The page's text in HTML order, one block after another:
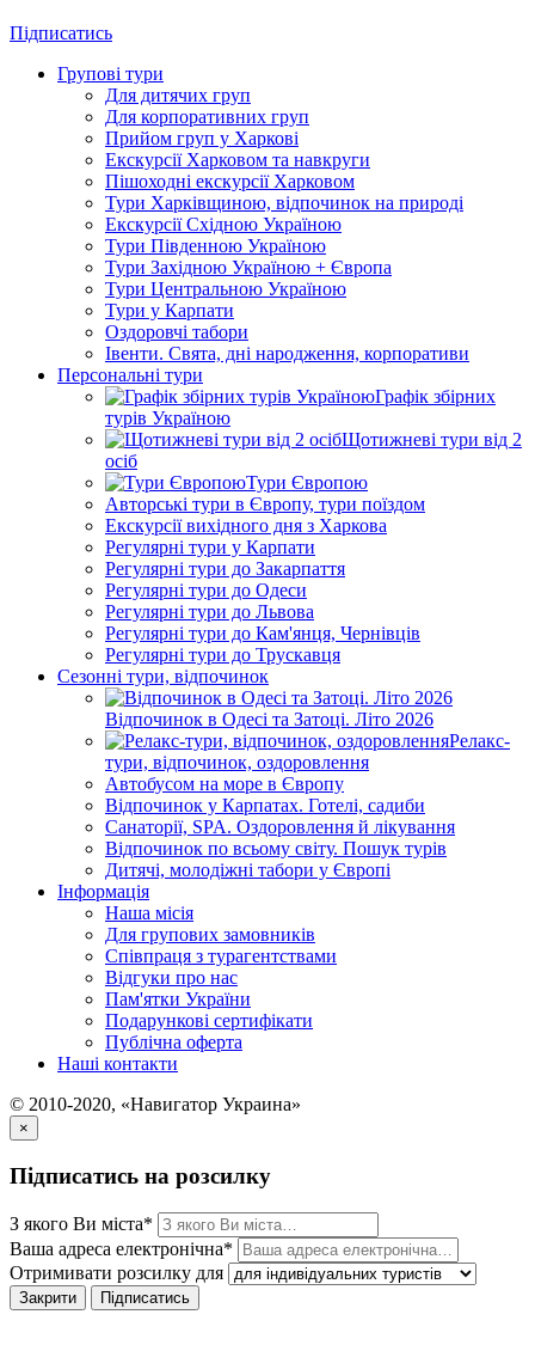
Підписатись
Групові тури
Для дитячих груп
Для корпоративних груп
Прийом груп у Харкові
Екскурсії Харковом та навкруги
Пішоходні екскурсії Харковом
Тури Харківщиною, відпочинок на природі
Екскурсії Східною Україною
Тури Південною Україною
Тури Західною Україною + Європа
Тури Центральною Україною
Тури у Карпати
Оздоровчі табори
Івенти. Свята, дні народження, корпоративи
Персональні тури
Графік збірних
турів Україною
Щотижневі тури від 2
осіб
Тури Європою
Авторські тури в Європу, тури поїздом
Екскурсії вихідного дня з Харкова
Регулярні тури у Карпати
Регулярні тури до Закарпаття
Регулярні тури до Одеси
Регулярні тури до Львова
Регулярні тури до Кам'янця, Чернівців
Регулярні тури до Трускавця
Сезонні тури, відпочинок
Відпочинок в Одесі та Затоці. Літо 2026
Релакс-
тури, відпочинок, оздоровлення
Автобусом на море в Європу
Відпочинок у Карпатах. Готелі, садиби
Санаторії, SPA. Оздоровлення й лікування
Відпочинок по всьому світу. Пошук турів
Дитячі, молодіжні табори у Європі
Інформація
Наша місія
Для групових замовників
Співпраця з турагентствами
Відгуки про нас
Пам'ятки України
Подарункові сертифікати
Публічна оферта
Наші контакти
© 2010-2020, «Навигатор Украина»
×
Підписатись на розсилку
З якого Ви міста*
Ваша адреса електронічна*
Отримивати розсилку для
Закрити Підписатись